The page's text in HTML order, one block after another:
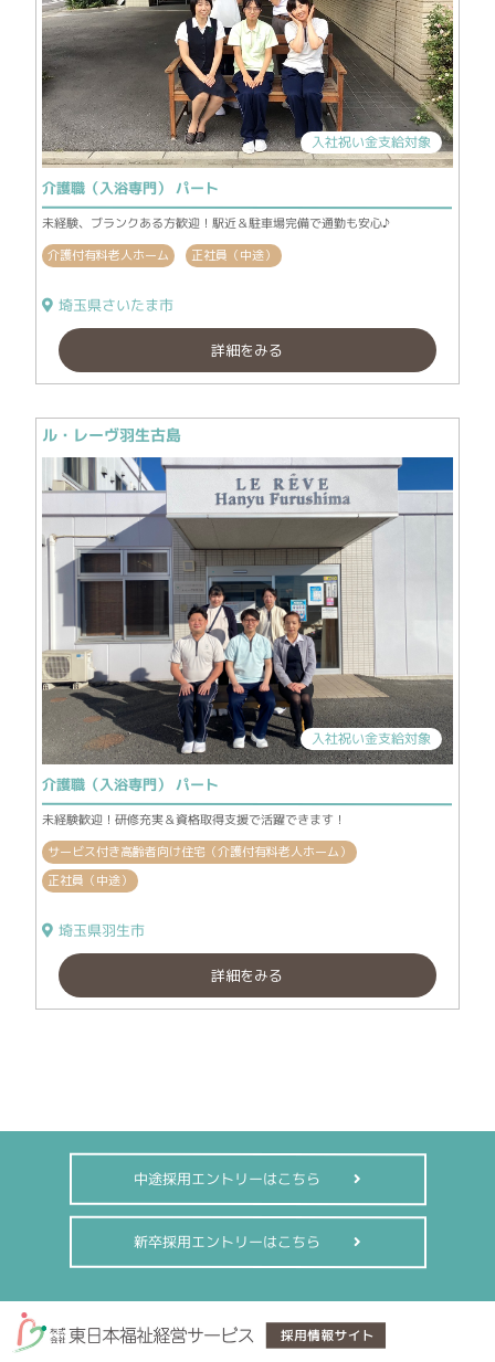
入社祝い金支給対象
介護職（入浴専門） パート
未経験、ブランクある方歓迎！駅近＆駐車場完備で通勤も安心♪
介護付有料老人ホーム 正社員（中途）
埼玉県さいたま市
詳細をみる
ル・レーヴ羽生古島
入社祝い金支給対象
介護職（入浴専門） パート
未経験歓迎！研修充実＆資格取得支援で活躍できます！
サービス付き高齢者向け住宅（介護付有料老人ホーム）
正社員（中途）
埼玉県羽生市
詳細をみる
中途採用エントリーはこちら
新卒採用エントリーはこちら